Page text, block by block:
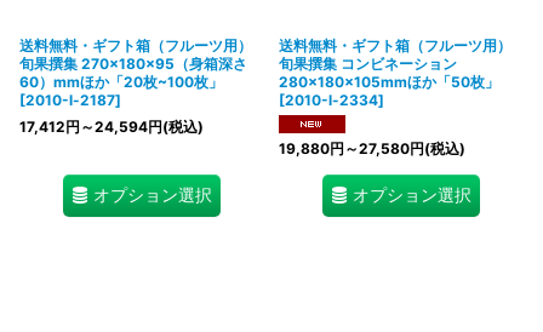
送料無料・ギフト箱（フルーツ用）
旬果撰集 270×180×95（身箱深さ
60）mmほか「20枚~100枚」
[2010-l-2187]
17,412円 ～24,594円(税込)
オプション選択
送料無料・ギフト箱（フルーツ用）
旬果撰集 コンビネーション
280×180×105mmほか「50枚」
[2010-l-2334]
19,880円 ～27,580円(税込)
オプション選択